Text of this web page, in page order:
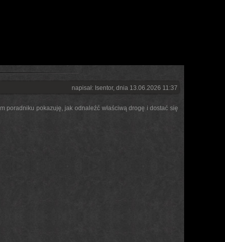
napisał: Isentor, dnia 13.06.2026 11:37
poradniku pokazuję, jak odnaleźć właściwą drogę i dostać się